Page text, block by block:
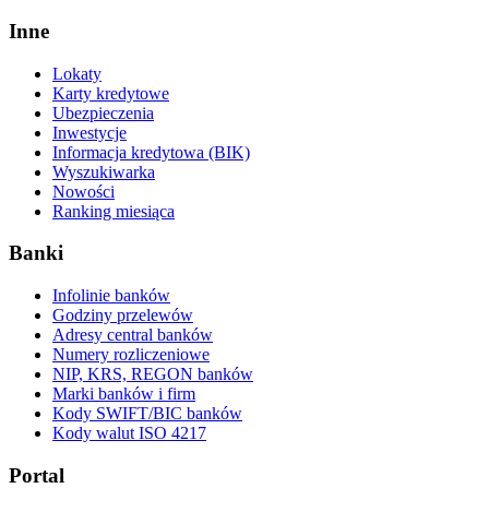
Inne
Lokaty
Karty kredytowe
Ubezpieczenia
Inwestycje
Informacja kredytowa (BIK)
Wyszukiwarka
Nowości
Ranking miesiąca
Banki
Infolinie banków
Godziny przelewów
Adresy central banków
Numery rozliczeniowe
NIP, KRS, REGON banków
Marki banków i firm
Kody SWIFT/BIC banków
Kody walut ISO 4217
Portal